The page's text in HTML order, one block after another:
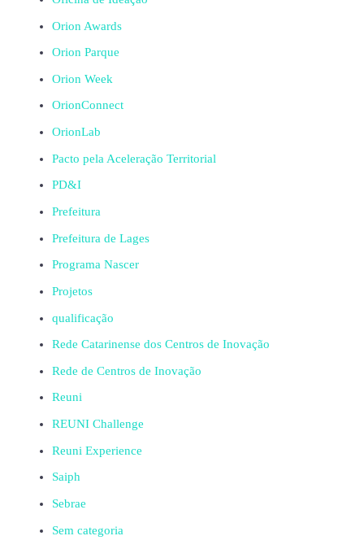
Orion Awards
Orion Parque
Orion Week
OrionConnect
OrionLab
Pacto pela Aceleração Territorial
PD&I
Prefeitura
Prefeitura de Lages
Programa Nascer
Projetos
qualificação
Rede Catarinense dos Centros de Inovação
Rede de Centros de Inovação
Reuni
REUNI Challenge
Reuni Experience
Saiph
Sebrae
Sem categoria